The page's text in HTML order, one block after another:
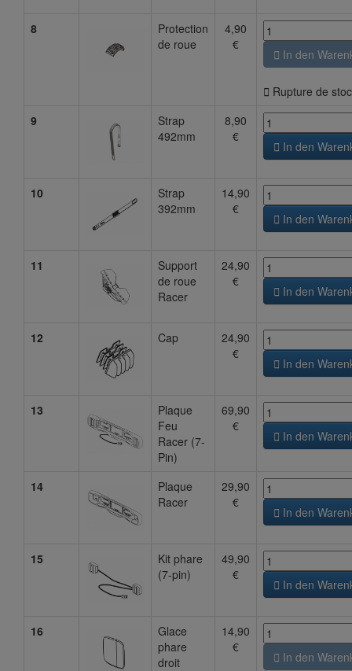
8
Protection
de roue
4,90
€
 In den
 Rupture de
9
Strap
492mm
8,90
€
 In den
10
Strap
392mm
14,90
€
 In den
11
Support
de roue
Racer
24,90
€
 In den
12 Cap
24,90
€
 In den
13
Plaque
Feu
Racer (7-
Pin)
69,90
€
 In den
14
Plaque
Racer
29,90
€
 In den
15
Kit phare
(7-pin)
49,90
€
 In den
16
Glace
phare
droit
14,90
€
 In den